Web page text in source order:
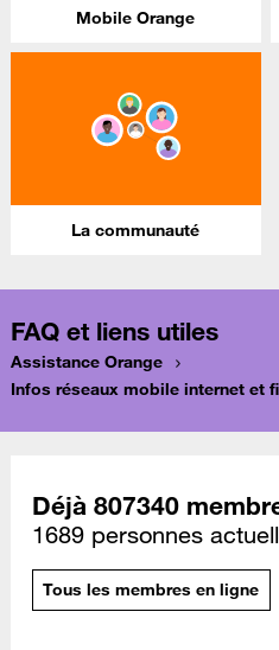
Mobile Orange
La communauté
FAQ et liens utiles
Assistance Orange
Infos réseaux mobile internet et
Déjà 807340
1689 personnes
Tous les membres en ligne